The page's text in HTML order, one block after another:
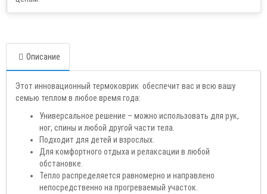
Описание
Этот инновационный термоковрик обеспечит вас и всю вашу
семью теплом в любое время года:
Универсальное решение – можно использовать для рук,
ног, спины и любой другой части тела.
Подходит для детей и взрослых.
Для комфортного отдыха и релаксации в любой
обстановке.
Тепло распределяется равномерно и направлено
непосредственно на прогреваемый участок.